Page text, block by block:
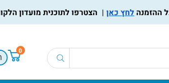
לחץ כאן הצטרפו לתוכנית מועדון
0